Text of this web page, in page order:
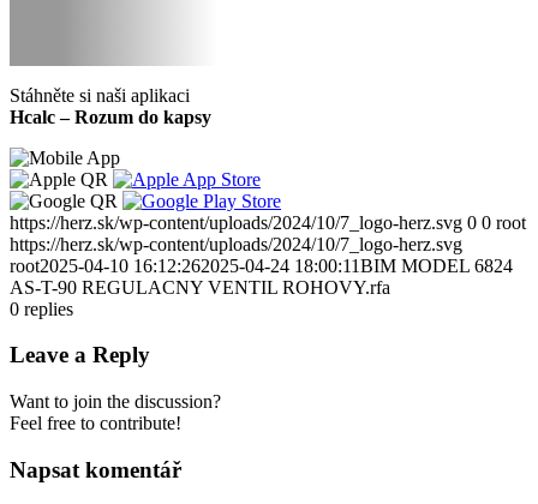
Stáhněte si naši aplikaci
Hcalc – Rozum do kapsy
https://herz.sk/wp-content/uploads/2024/10/7_logo-herz.svg 0 0 root
https://herz.sk/wp-content/uploads/2024/10/7_logo-herz.svg
root2025-04-10 16:12:262025-04-24 18:00:11BIM MODEL 6824
AS-T-90 REGULACNY VENTIL ROHOVY.rfa
0 replies
Leave a Reply
Want to join the discussion?
Feel free to contribute!
Napsat komentář